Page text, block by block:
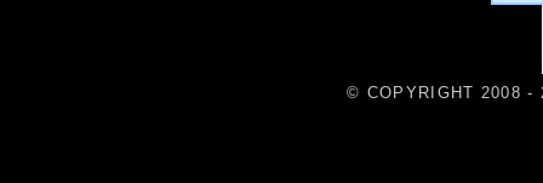
© COPYRIGHT 2008